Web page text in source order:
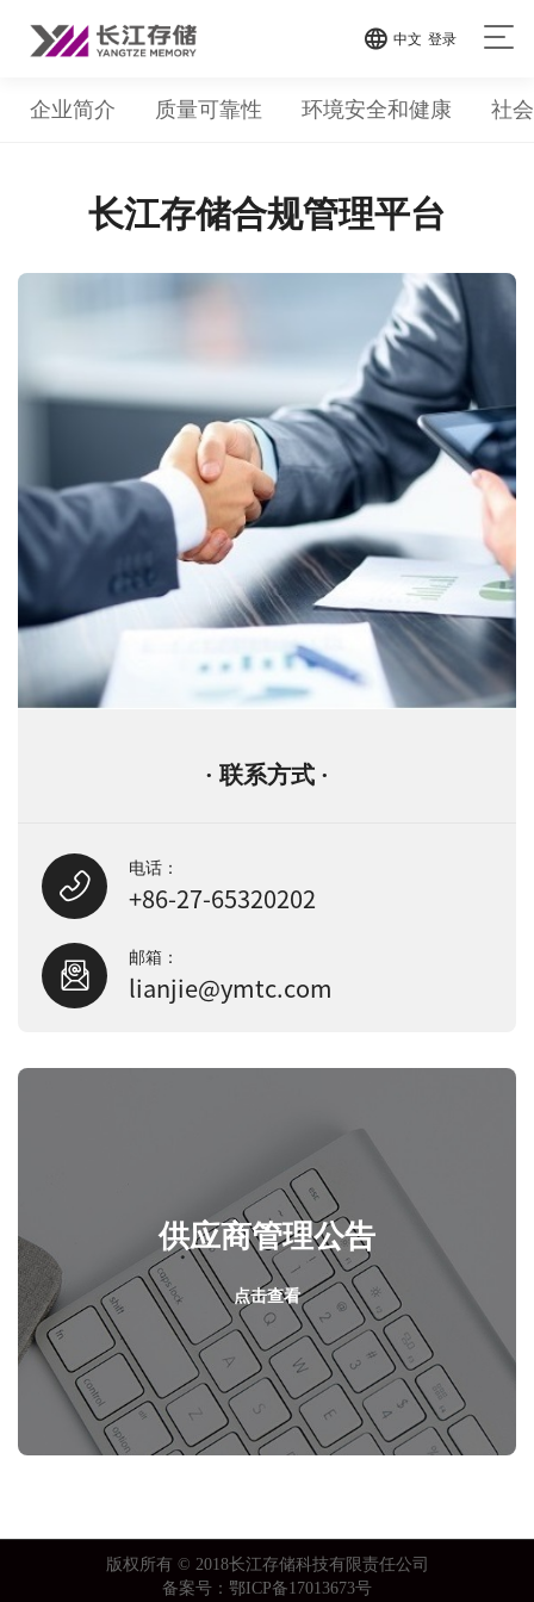
中文 登录
企业简介 质量可靠性 环境安全和健康 社
长江存储合规管理平台
· 联系方式 ·
电话：
+86-27-65320202
邮箱：
lianjie@ymtc.com
供应商管理公告
点击查看
版权所有 © 2018长江存储科技有限责任公司
备案号：鄂ICP备17013673号